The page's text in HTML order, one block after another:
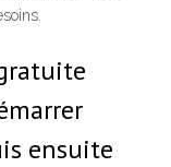
ensuite